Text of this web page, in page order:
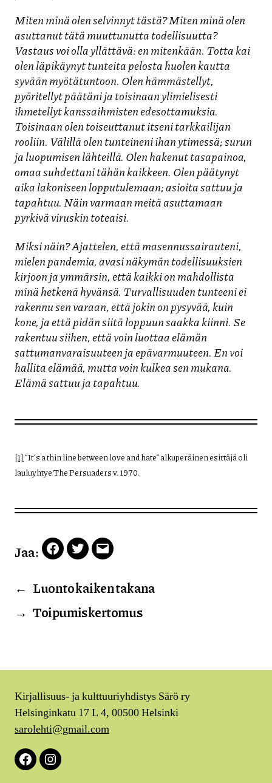
Miten minä olen selvinnyt tästä? Miten minä olen
asuttanut tätä muuttunutta todellisuutta?
Vastaus voi olla yllättävä: en mitenkään. Totta kai
olen läpikäynyt tunteita pelosta huolen kautta
syvään myötätuntoon. Olen hämmästellyt,
pyöritellyt päätäni ja toisinaan ylimielisesti
ihmetellyt kanssaihmisten edesottamuksia.
Toisinaan olen toiseuttanut itseni tarkkailijan
rooliin. Välillä olen tunteineni ihan ytimessä; surun
ja luopumisen lähteillä. Olen hakenut tasapainoa,
omaa suhdettani tähän kaikkeen. Olen päätynyt
aika lakoniseen lopputulemaan; asioita sattuu ja
tapahtuu. Näin varmaan meitä asuttamaan
pyrkivä viruskin toteaisi.
Miksi näin? Ajattelen, että masennussairauteni,
mielen pandemia, avasi näkymän todellisuuksien
kirjoon ja ymmärsin, että kaikki on mahdollista
minä hetkenä hyvänsä. Turvallisuuden tunteeni ei
rakennu sen varaan, että jokin on pysyvää, kuin
kone, ja että pidän siitä loppuun saakka kiinni. Se
rakentuu siihen, että voin luottaa elämän
sattumanvaraisuuteen ja epävarmuuteen. En voi
hallita elämää, mutta voin kulkea sen mukana.
Elämä sattuu ja tapahtuu.
[1] “It´s a thin line between love and hate” alkuperäinen esittäjä oli
lauluyhtye The Persuaders v. 1970.
Jaa: Facebook
TwitterEmail
← Luonto kaiken takana
→ Toipumiskertomus
Kirjallisuus- ja kulttuuriyhdistys Särö ry
Helsinginkatu 17 L 4, 00500 Helsinki
sarolehti@gmail.com
FacebookInstagram